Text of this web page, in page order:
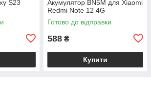
S23
Акумулятор BN5M для Xiaomi
Redmi Note 12 4G
Готово до відправки
588 ₴
Купити